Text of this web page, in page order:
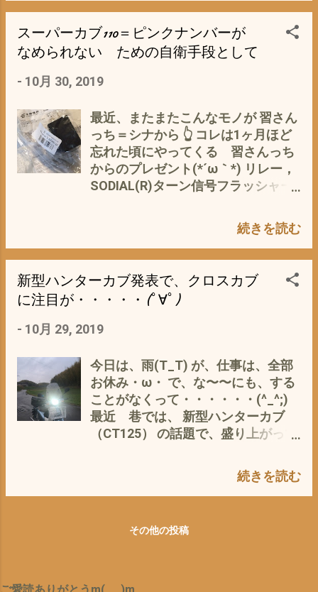
で、・・・・・・・考え中 オヤジに
「コレ、もし買ったら、ココで整備
していい？」 「あ〜〜〜、いい
は、 「前向きに検討 いたします」
宅に帰る私(・∀・) やっぱ、 せっか
く会得した カブメンテのスキール＝
エンジンオーバーホールの技術？の
維持 や、 プロ独特の14インチホイ
ールのノリ味など カブ道の道とし
い？ 道 かと ・・・・ブツブツｴﾄ
ｾﾄﾗ・・・・・・・・ なんだかん
だ、理由をつけ またまた、懲りず
に・・・・・・・・・・・ω・ カブ
道の道 それは、物欲との戦い？ で
もあるのですm(_ _)m 追伸 それ
ブ なんて、何台も いらんじゃ〜
す(*´ω｀*) てっ、 コワ〜〜〜〜イ
よ〜〜〜〜(*´ω｀*) こういった本を
買っちゃうと、 メンテやカスタム
が やりたくなっちゃうのよね〜^^;
トルクアップの決定打は、 当然、 ボ
アアップ だが、 メリットだけでな
く、当然リスクも ともなう(-_-) ①
初心者には、装着難易度が・・・・
その作業工賃が 2マン〜3マン 程
度か？ 自分で取り付けているので、
確かなことは・・・・？ ②耐久性の
劣化 初期設計（メーカー保証）以上
のパワーが出るため、 クランク・シ
リンダー・カムや、 チェーン・ブレ
振動と燃費の悪化（タケガワ125の
110の燃費自体がリッター50km以上
なので、 悪化しても、そんなに経済
的負担は、ナイと思われるが 実際
も 平均48kmほど など、 しか〜〜
のリスクは、ナイ・・・・・多分^^;
か？ 少ないハズ 実際、ビックスロ
ットルのみ装着の 07と10の平均燃
費は、 55km ほど 一番のメリット
は、取り付けが 簡単 お値段もお手
ーアップを しっかりと 体感できる
のは、 私的経験として、 エアクリー
ナーボックスの改造 以上 なので、
ム としては、 絶対に外せないパーツ
ころが(・∀・) その必須アイテムが
スーパーカブ110＝ピンクナンバーが
なめられない ための自衛手段として
- 10月 30, 2019
最近、またまたこんなモノが 習さん
っち＝シナから 👆 コレは1ヶ月ほど
忘れた頃にやってくる 習さんっち
からのプレゼント(*´ω｀*) リレー，
SODIAL(R)ターン信号フラッシャー
ートバイ と、もうしますのも、 スー
パーカブ110JA07改タケガワボアア
アボックス ハイマウントストップ
ランプ を ハイフラッシャー化 し
ようかと で、それは なぜか？ 最
近、深夜（12時以降） ガソリンスタ
^^; バイパスで 私のカブを 追い
抜く＝ ブチぬこう とする やから
が・・・・・(*´ω｀*) それが、決ま
って👆プリウスの黒 たま〜〜〜
に、シルバー エコカーなんだから、
少しは おとなしく走れ
は、停止線の最先端で 信号の青と同
の うしろから 多分、その時カブ
続きを読む
新型ハンターカブ発表で、クロスカブ
に注目が・・・・・(ﾟ∀ﾟ)
- 10月 29, 2019
今日は、雨(T_T) が、仕事は、全部
お休み・ω・ で、な〜〜にも、する
ことがなくって・・・・・・(^_^;)
最近 巷では、 新型ハンターカブ
（CT125） の話題で、盛り上がって
かに、イイ ほぼ完璧に、元祖ハンタ
ーカブを モディファイ が、 そ
ですが、 カスタムするところが ナ
てしまっている(T_T) お値段は、 多
続きを読む
その他の投稿